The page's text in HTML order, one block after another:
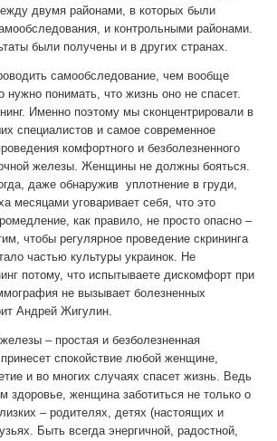
двумя районами, в которых были
и контрольными районами.
были получены и в других странах.
самообследование, чем вообще
нужно понимать, что жизнь оно не спасет.
Именно поэтому мы сконцентрировали в
специалистов и самое современное
комфортного и безболезненного
железы. Женщины не должны бояться.
даже обнаружив уплотнение в груди,
месяцами уговаривает себя, что это
как правило, не просто опасно –
чтобы регулярное проведение скрининга
частью культуры украинок. Не
потому, что испытываете дискомфорт при
не вызывает болезненных
Андрей Жигулин.
– простая и безболезненная
спокойствие любой женщине,
и во многих случаях спасет жизнь. Ведь
здоровье, женщина заботиться не только о
– родителях, детях (настоящих и
Быть всегда энергичной, радостной,